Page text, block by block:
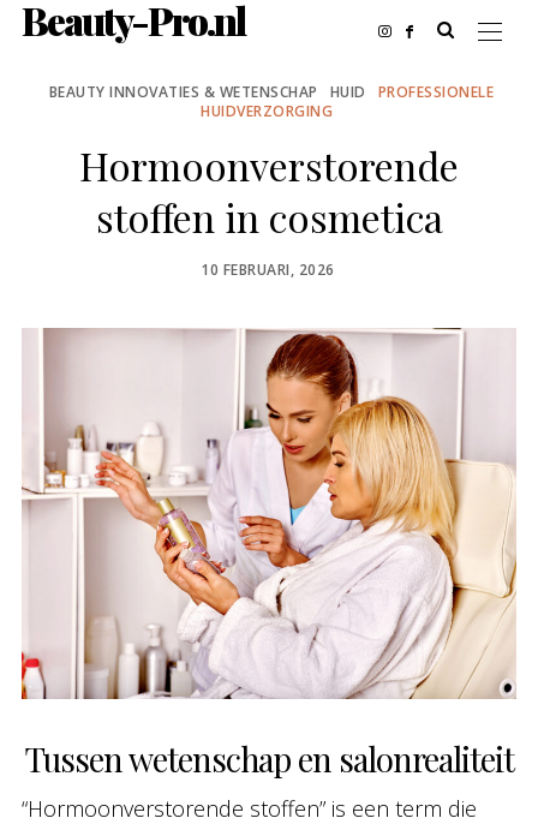
Beauty-Pro.nl
BEAUTY INNOVATIES & WETENSCHAP HUID
PROFESSIONELE
HUIDVERZORGING
Hormoonverstorende
stoffen in cosmetica
POSTED
10 FEBRUARI, 2026
Tussen wetenschap en salonrealiteit
“Hormoonverstorende stoffen” is een term die